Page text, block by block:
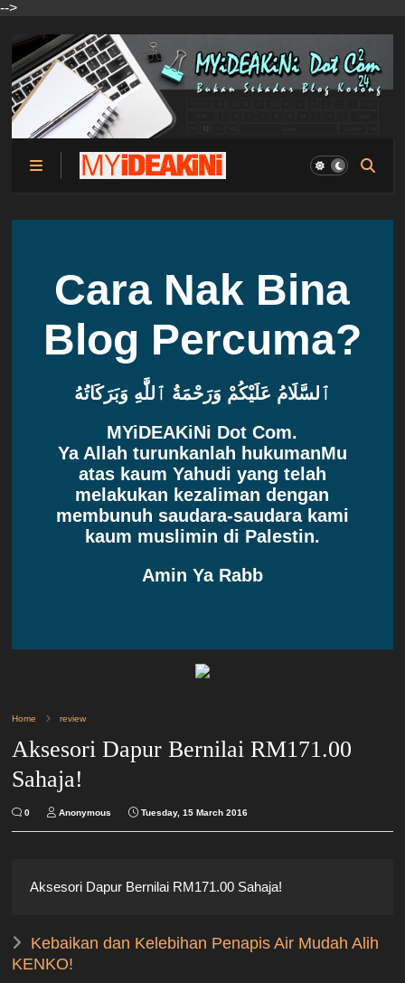
-->
Cara Nak Bina
Blog Percuma?
ٱلسَّلَامُ عَلَيْكُمْ وَرَحْمَةُ ٱللَّٰهِ وَبَرَكَاتُهُ
MYiDEAKiNi Dot Com.
Ya Allah turunkanlah hukumanMu
atas kaum Yahudi yang telah
melakukan kezaliman dengan
membunuh saudara-saudara kami
kaum muslimin di Palestin.
Amin Ya Rabb
Home review
Aksesori Dapur Bernilai RM171.00
Sahaja!
0 Anonymous Tuesday, 15 March 2016
Aksesori Dapur Bernilai RM171.00 Sahaja!
Kebaikan dan Kelebihan Penapis Air Mudah Alih
KENKO!